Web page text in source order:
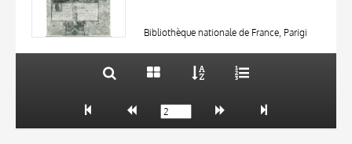
Bibliothèque nationale de France, Parigi
20 RESULTS